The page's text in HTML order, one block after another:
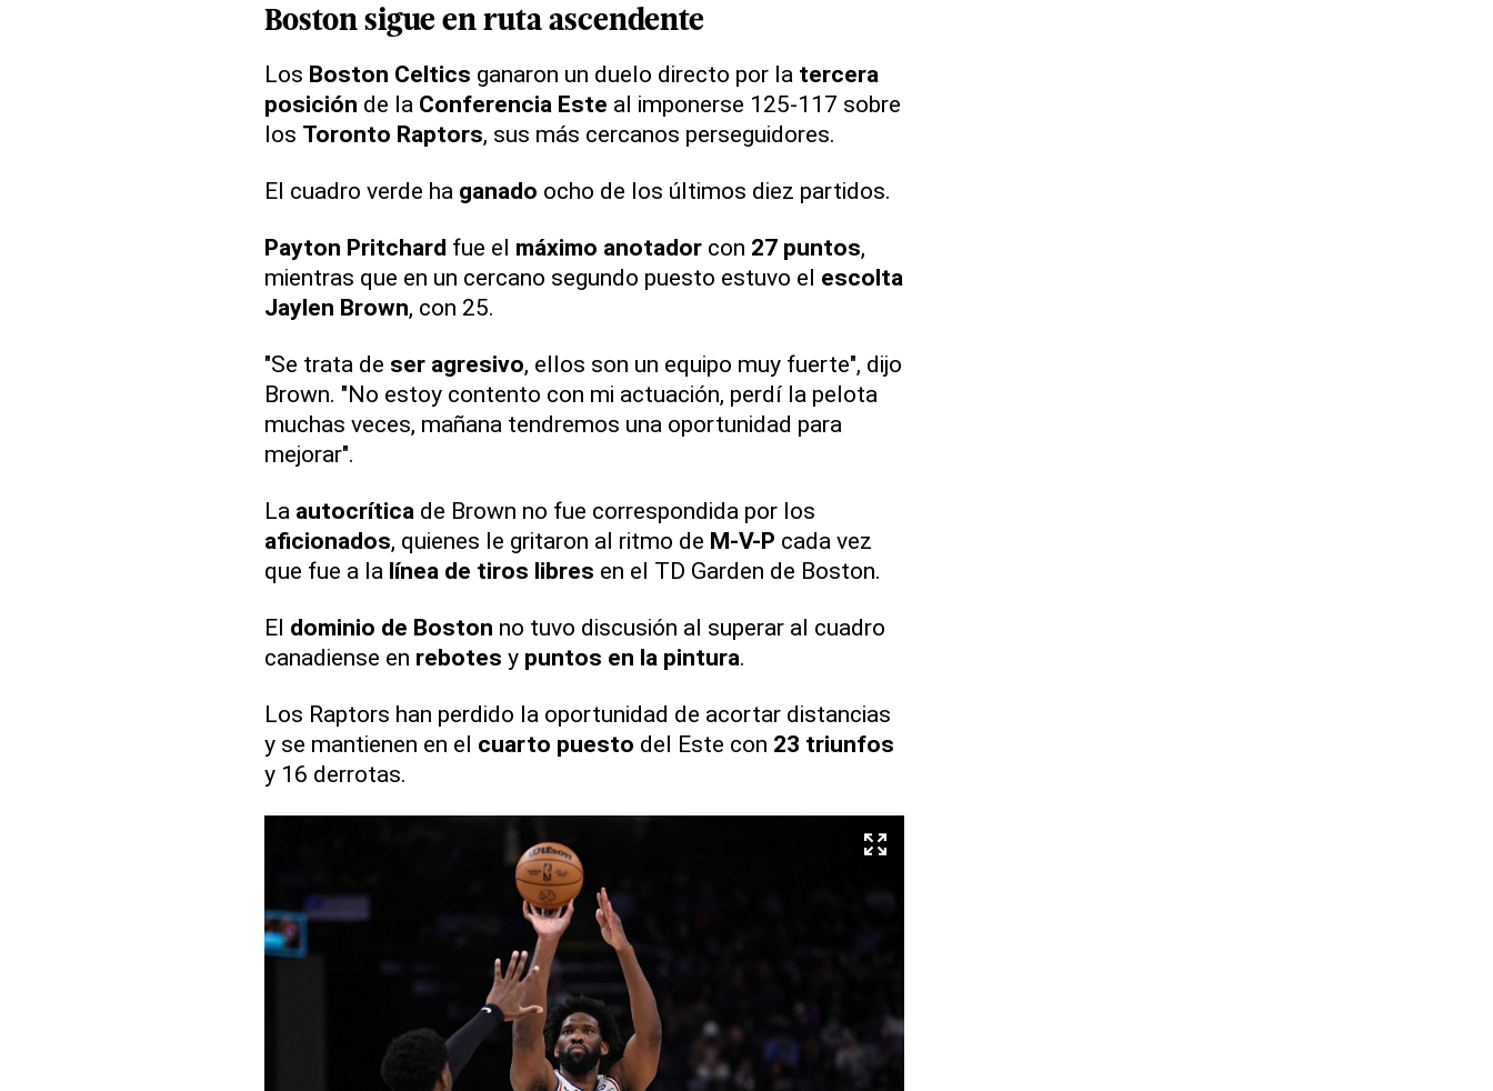
Boston sigue en ruta ascendente
Los Boston Celtics ganaron un duelo directo por la tercera
posición de la Conferencia Este al imponerse 125-117 sobre
los Toronto Raptors, sus más cercanos perseguidores.
El cuadro verde ha ganado ocho de los últimos diez partidos.
Payton Pritchard fue el máximo anotadorcon 27 puntos,
mientras que en un cercano segundo puesto estuvo el escolta
Jaylen Brown, con 25.
"Se trata de ser agresivo, ellos son un equipo muy fuerte", dijo
Brown. "No estoy contento con mi actuación, perdí la pelota
muchas veces, mañana tendremos una oportunidad para
mejorar".
La autocrítica de Brown no fue correspondida por los
aficionados, quienes le gritaron al ritmo de M-V-P cada vez
que fue a la línea de tiros libres en el TD Garden de Boston.
El dominio de Boston no tuvo discusión al superar al cuadro
canadiense en rebotes y puntos en la pintura.
Los Raptors han perdido la oportunidad de acortar distancias
y se mantienen en el cuarto puesto del Este con 23 triunfos
y 16 derrotas.